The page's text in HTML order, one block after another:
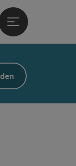
sonnig
Hauptmenü öffnen